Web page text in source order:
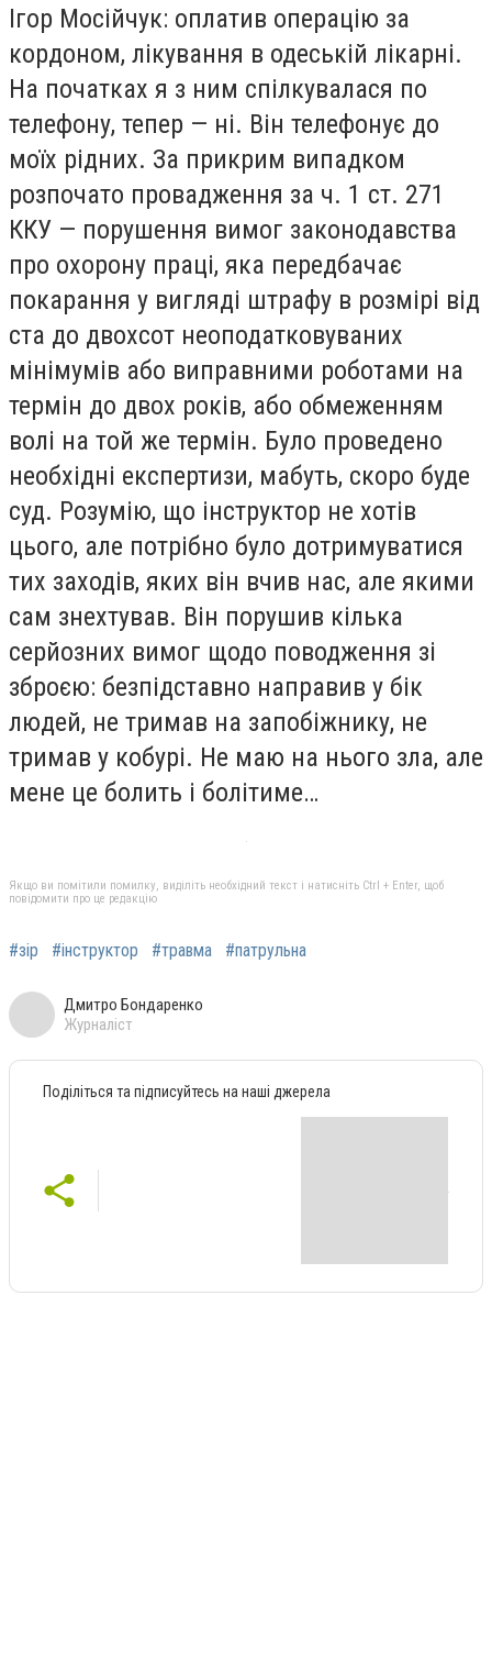
Ігор Мосійчук: оплатив операцію за
кордоном, лікування в одеській лікарні.
На початках я з ним спілкувалася по
телефону, тепер — ні. Він телефонує до
моїх рідних. За прикрим випадком
розпочато провадження за ч. 1 ст. 271
ККУ — порушення вимог законодавства
про охорону праці, яка передбачає
покарання у вигляді штрафу в розмірі від
ста до двохсот неоподатковуваних
мінімумів або виправними роботами на
термін до двох років, або обмеженням
волі на той же термін. Було проведено
необхідні експертизи, мабуть, скоро буде
суд. Розумію, що інструктор не хотів
цього, але потрібно було дотримуватися
тих заходів, яких він вчив нас, але якими
сам знехтував. Він порушив кілька
серйозних вимог щодо поводження зі
зброєю: безпідставно направив у бік
людей, не тримав на запобіжнику, не
тримав у кобурі. Не маю на нього зла, але
мене це болить і болітиме…
Якщо ви помітили помилку, виділіть необхідний текст і натисніть Ctrl + Enter, щоб
повідомити про це редакцію
#зір #інструктор #травма #патрульна
Дмитро Бондаренко
Журналіст
Поділіться та підписуйтесь на наші джерела